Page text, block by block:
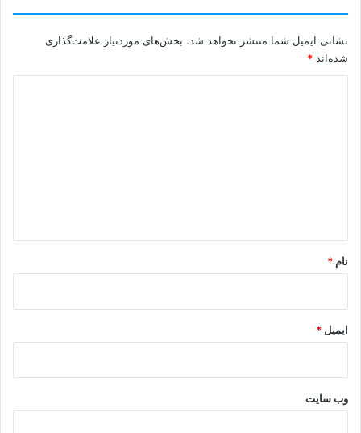
نشانی ایمیل شما منتشر نخواهد شد. بخش‌های موردنیاز علامت‌گذاری
شده‌اند *
نام *
ایمیل *
وب‌ سایت